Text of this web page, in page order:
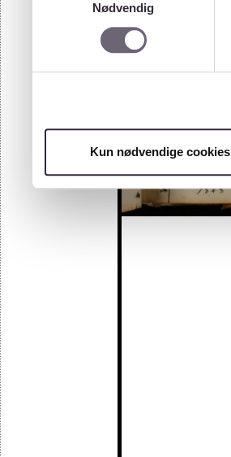
Nødvendig
Kun nødvendige cookies